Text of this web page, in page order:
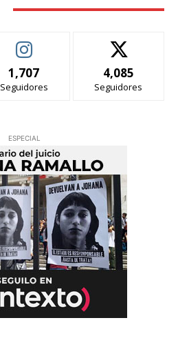
1,707
Seguidores
4,085
Seguidores
ESPECIAL